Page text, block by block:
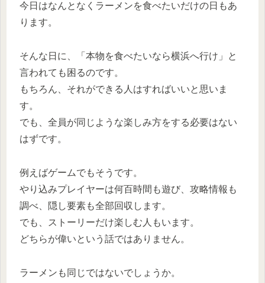
今日はなんとなくラーメンを食べたいだけの日もあ
ります。
そんな日に、「本物を食べたいなら横浜へ行け」と
言われても困るのです。
もちろん、それができる人はすればいいと思いま
す。
でも、全員が同じような楽しみ方をする必要はない
はずです。
例えばゲームでもそうです。
やり込みプレイヤーは何百時間も遊び、攻略情報も
調べ、隠し要素も全部回収します。
でも、ストーリーだけ楽しむ人もいます。
どちらが偉いという話ではありません。
ラーメンも同じではないでしょうか。